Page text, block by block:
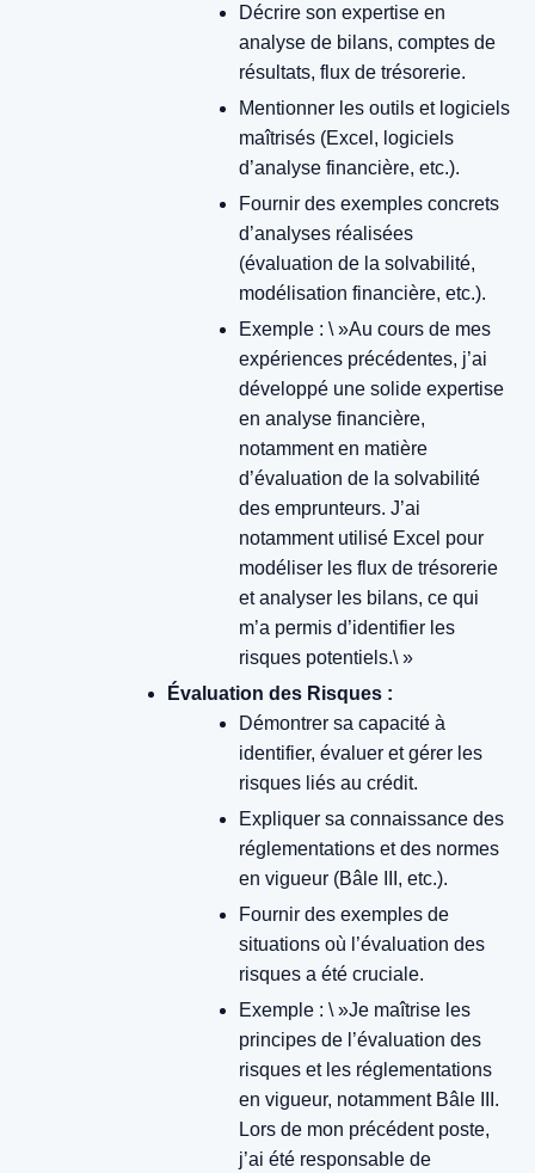
Décrire son expertise en
analyse de bilans, comptes de
résultats, flux de trésorerie.
Mentionner les outils et logiciels
maîtrisés (Excel, logiciels
d’analyse financière, etc.).
Fournir des exemples concrets
d’analyses réalisées
(évaluation de la solvabilité,
modélisation financière, etc.).
Exemple : \ »Au cours de mes
expériences précédentes, j’ai
développé une solide expertise
en analyse financière,
notamment en matière
d’évaluation de la solvabilité
des emprunteurs. J’ai
notamment utilisé Excel pour
modéliser les flux de trésorerie
et analyser les bilans, ce qui
m’a permis d’identifier les
risques potentiels.\ »
Évaluation des Risques :
Démontrer sa capacité à
identifier, évaluer et gérer les
risques liés au crédit.
Expliquer sa connaissance des
réglementations et des normes
en vigueur (Bâle III, etc.).
Fournir des exemples de
situations où l’évaluation des
risques a été cruciale.
Exemple : \ »Je maîtrise les
principes de l’évaluation des
risques et les réglementations
en vigueur, notamment Bâle III.
Lors de mon précédent poste,
j’ai été responsable de